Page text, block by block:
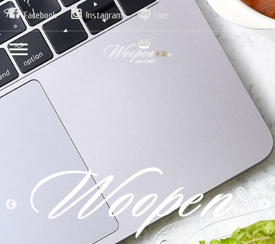
Facebook Instagram Line